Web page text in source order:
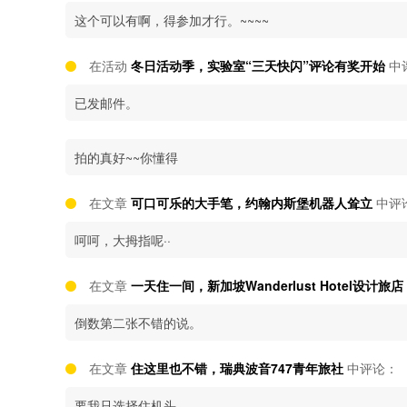
这个可以有啊，得参加才行。~~~~
在活动 冬日活动季，实验室“三天快闪”评论有奖开始中
已发邮件。
拍的真好~~你懂得
在文章 可口可乐的大手笔，约翰内斯堡机器人耸立 中评
呵呵，大拇指呢··
在文章 一天住一间，新加坡Wanderlust Hotel设计旅店
倒数第二张不错的说。
在文章 住这里也不错，瑞典波音747青年旅社 中评论：